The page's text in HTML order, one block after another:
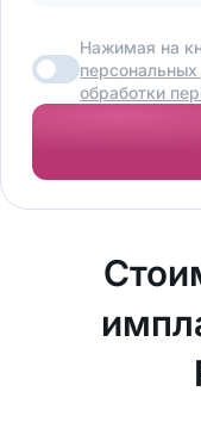
Нажимая на
обработки